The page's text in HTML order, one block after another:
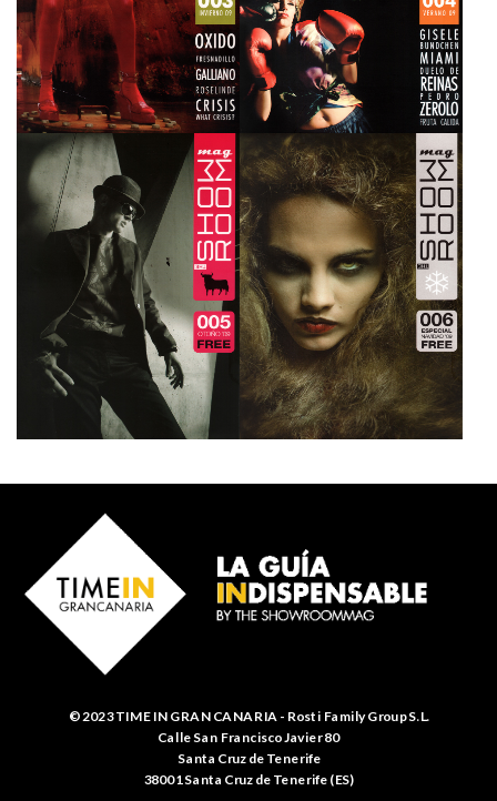
© 2023 TIME IN GRAN CANARIA - Rosti Family Group S.L.
Calle San Francisco Javier 80
Santa Cruz de Tenerife
38001 Santa Cruz de Tenerife (ES)